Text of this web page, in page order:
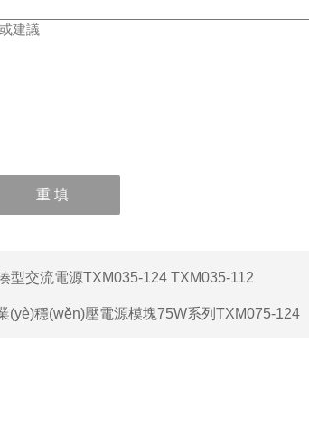
型交流電源TXM035-124 TXM035-112
(yè)穩(wěn)壓電源模塊75W系列TXM075-124